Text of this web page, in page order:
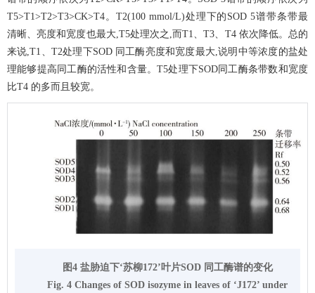
T5>T1>T2>T3>CK>T4。T2(100 mmol/L)处理下的SOD 5谱带条带最
清晰、亮度和宽度也最大,T5处理次之,而T1、T3、T4 依次降低。总的
来说,T1、T2处理下SOD 同工酶亮度和宽度最大,说明中等浓度的盐处
理能够提高同工酶的活性和含量。T5处理下SOD同工酶条带数和宽度
比T4 的多而且较宽。
图4 盐胁迫下‘苏柳172’叶片SOD 同工酶谱的变化
Fig. 4 Changes of SOD isozyme in leaves of ‘J172’ under